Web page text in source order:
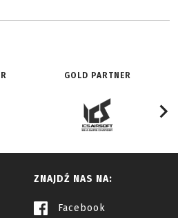
GOLD PARTNER
ZNAJDŹ NAS NA:
Facebook